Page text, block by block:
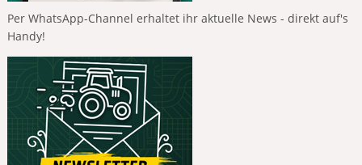
Per WhatsApp-Channel erhaltet ihr aktuelle News - direkt auf's
Handy!